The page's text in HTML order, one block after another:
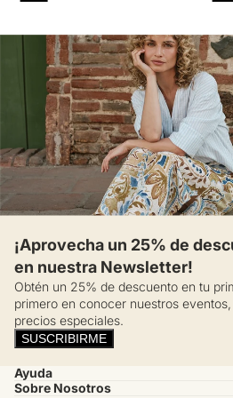
¡Aprovecha un 25% de
en nuestra Newsletter!
Obtén un 25% de descuento en tu
primero en conocer nuestros
precios especiales.
SUSCRIBIRME
Ayuda
Sobre Nosotros